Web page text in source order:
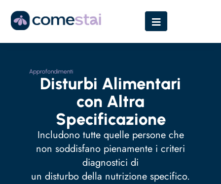
Approfondimenti
Disturbi Alimentari
con Altra
Specificazione
Includono tutte quelle persone che
non soddisfano pienamente i criteri
diagnostici di
un disturbo della nutrizione specifico.